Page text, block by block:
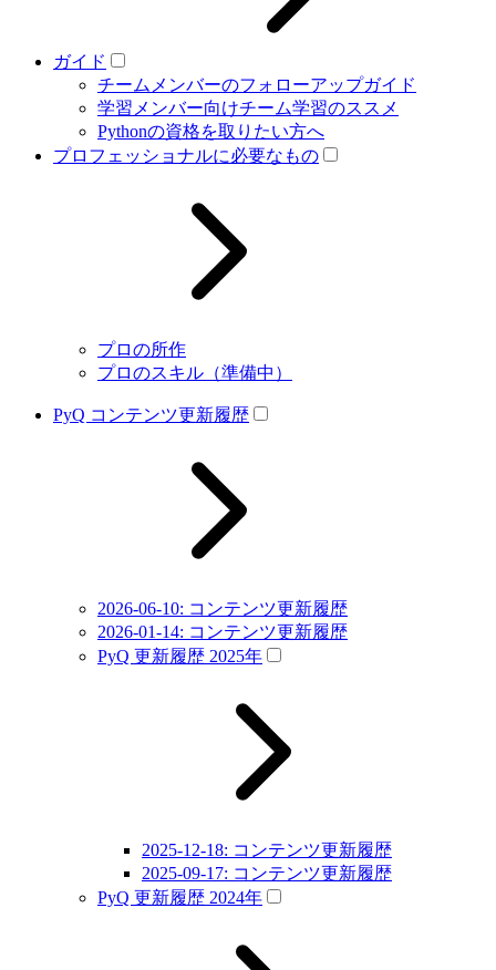
ガイド
チームメンバーのフォローアップガイド
学習メンバー向けチーム学習のススメ
Pythonの資格を取りたい方へ
プロフェッショナルに必要なもの
プロの所作
プロのスキル（準備中）
PyQ コンテンツ更新履歴
2026-06-10: コンテンツ更新履歴
2026-01-14: コンテンツ更新履歴
PyQ 更新履歴 2025年
2025-12-18: コンテンツ更新履歴
2025-09-17: コンテンツ更新履歴
PyQ 更新履歴 2024年